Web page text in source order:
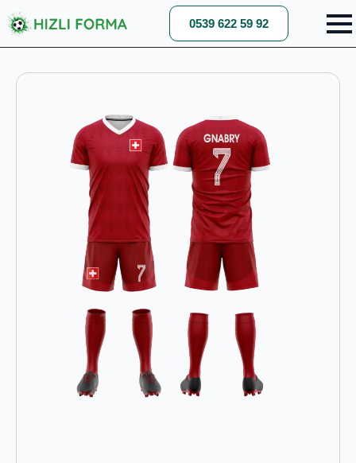
0539 622 59 92